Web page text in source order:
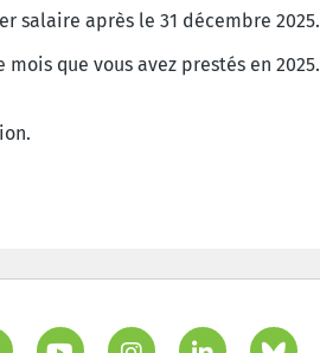
salaire après le 31 décembre 2025.
que vous avez prestés en 2025.
.